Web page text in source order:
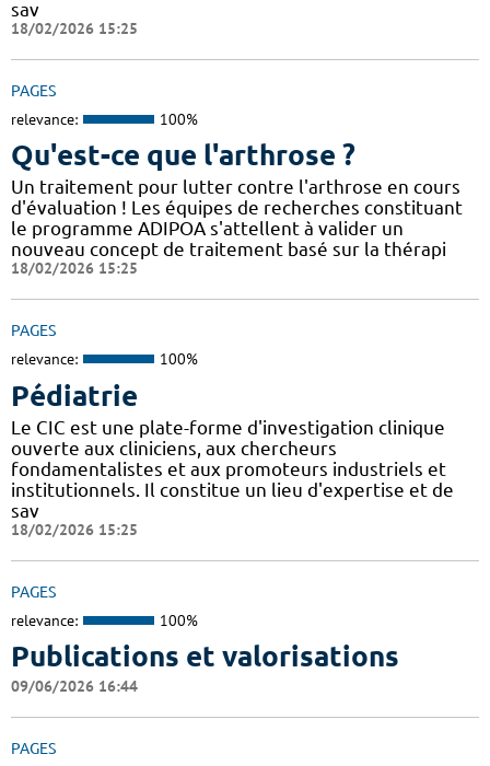
sav
18/02/2026 15:25
PAGES
relevance: 100%
Qu'est-ce que l'arthrose ?
Un traitement pour lutter contre l'arthrose en cours
d'évaluation ! Les équipes de recherches constituant
le programme ADIPOA s'attellent à valider un
nouveau concept de traitement basé sur la thérapi
18/02/2026 15:25
PAGES
relevance: 100%
Pédiatrie
Le CIC est une plate-forme d'investigation clinique
ouverte aux cliniciens, aux chercheurs
fondamentalistes et aux promoteurs industriels et
institutionnels. Il constitue un lieu d'expertise et de
sav
18/02/2026 15:25
PAGES
relevance: 100%
Publications et valorisations
09/06/2026 16:44
PAGES